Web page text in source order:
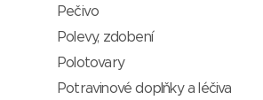
Pečivo
Polevy, zdobení
Polotovary
Potravinové doplňky a léčiva